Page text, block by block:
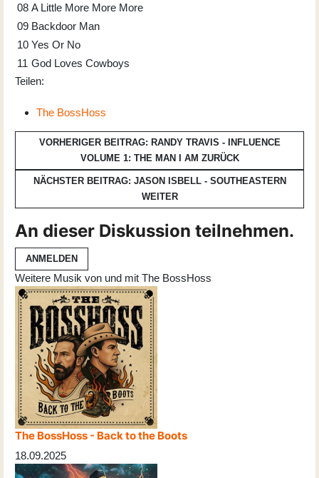
08 A Little More More More
09 Backdoor Man
10 Yes Or No
11 God Loves Cowboys
Teilen:
The BossHoss
VORHERIGER BEITRAG: RANDY TRAVIS - INFLUENCE
VOLUME 1: THE MAN I AM ZURÜCK
NÄCHSTER BEITRAG: JASON ISBELL - SOUTHEASTERN
WEITER
An dieser Diskussion teilnehmen.
ANMELDEN
Weitere Musik von und mit The BossHoss
The BossHoss - Back to the Boots
18.09.2025